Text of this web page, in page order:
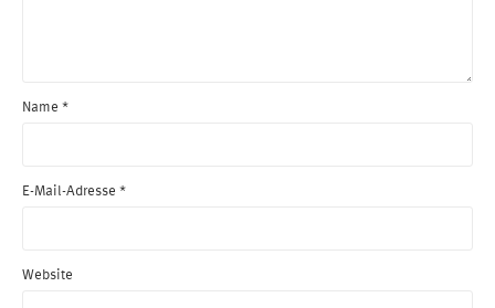
Name *
E-Mail-Adresse *
Website